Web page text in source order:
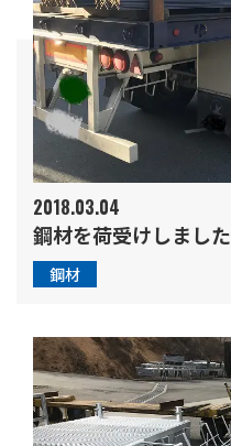
2018.03.04
鋼材を荷受けしました
鋼材